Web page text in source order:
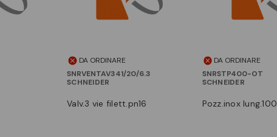
DA ORDINARE
SNRVENTAV341/20/6.3
SCHNEIDER
valv.3 vie filett.pn16
DA ORDINARE
SNRSTP400-OT
SCHNEIDER
pozz.inox lung.100